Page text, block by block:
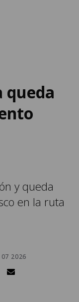
queda
y queda
en la ruta
2026